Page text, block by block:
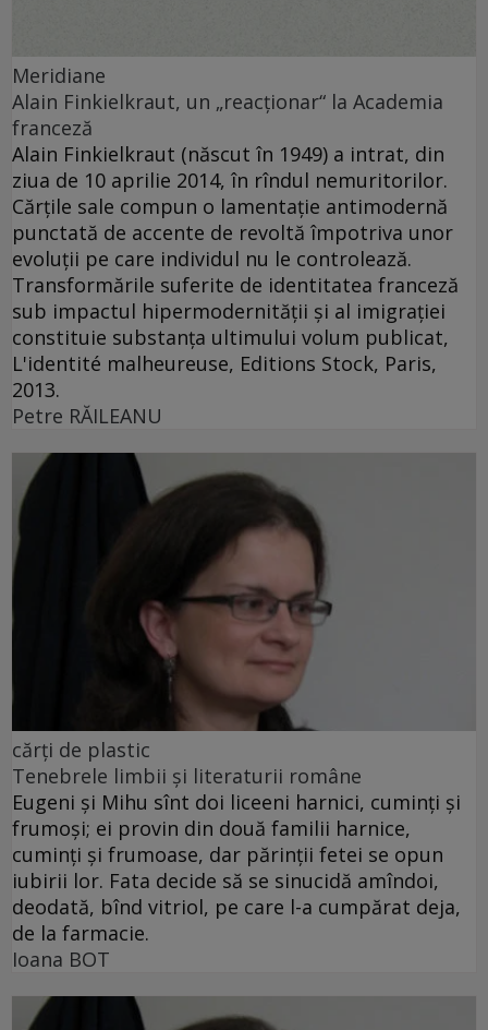
Meridiane
Alain Finkielkraut, un „reacţionar“ la Academia
franceză
Alain Finkielkraut (născut în 1949) a intrat, din
ziua de 10 aprilie 2014, în rîndul nemuritorilor.
Cărţile sale compun o lamentaţie antimodernă
punctată de accente de revoltă împotriva unor
evoluţii pe care individul nu le controlează.
Transformările suferite de identitatea franceză
sub impactul hipermodernităţii şi al imigraţiei
constituie substanţa ultimului volum publicat,
L'identité malheureuse, Editions Stock, Paris,
2013.
Petre RĂILEANU
cărţi de plastic
Tenebrele limbii şi literaturii române
Eugeni şi Mihu sînt doi liceeni harnici, cuminţi şi
frumoşi; ei provin din două familii harnice,
cuminţi şi frumoase, dar părinţii fetei se opun
iubirii lor. Fata decide să se sinucidă amîndoi,
deodată, bînd vitriol, pe care l-a cumpărat deja,
de la farmacie.
Ioana BOT